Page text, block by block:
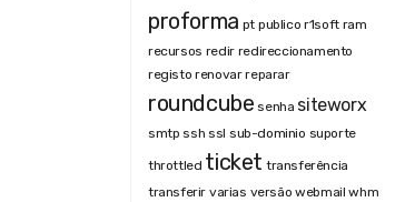
proforma pt publico r1soft ram
recursos redir redireccionamento
registo renovar reparar
roundcube senha siteworx
smtp ssh ssl sub-dominio suporte
throttled ticket transferência
transferir varias versão webmail whm